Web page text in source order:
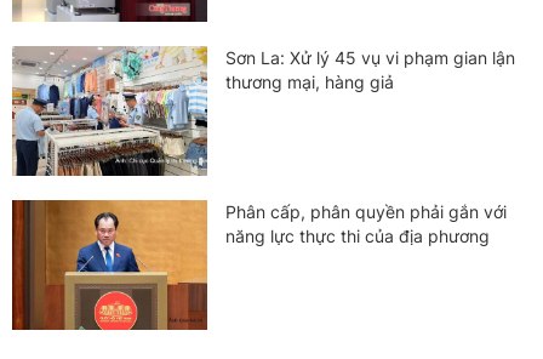
Sơn La: Xử lý 45 vụ vi phạm gian lận
thương mại, hàng giả
Phân cấp, phân quyền phải gắn với
năng lực thực thi của địa phương